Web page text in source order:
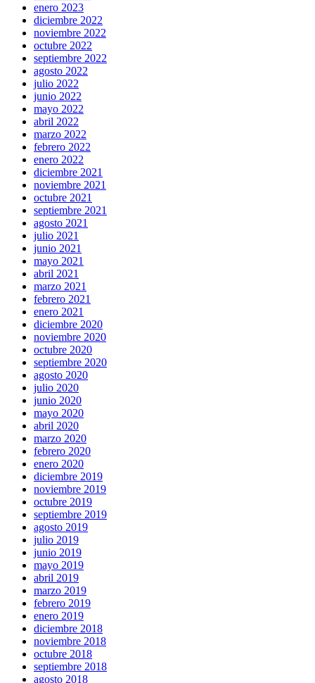
enero 2023
diciembre 2022
noviembre 2022
octubre 2022
septiembre 2022
agosto 2022
julio 2022
junio 2022
mayo 2022
abril 2022
marzo 2022
febrero 2022
enero 2022
diciembre 2021
noviembre 2021
octubre 2021
septiembre 2021
agosto 2021
julio 2021
junio 2021
mayo 2021
abril 2021
marzo 2021
febrero 2021
enero 2021
diciembre 2020
noviembre 2020
octubre 2020
septiembre 2020
agosto 2020
julio 2020
junio 2020
mayo 2020
abril 2020
marzo 2020
febrero 2020
enero 2020
diciembre 2019
noviembre 2019
octubre 2019
septiembre 2019
agosto 2019
julio 2019
junio 2019
mayo 2019
abril 2019
marzo 2019
febrero 2019
enero 2019
diciembre 2018
noviembre 2018
octubre 2018
septiembre 2018
agosto 2018